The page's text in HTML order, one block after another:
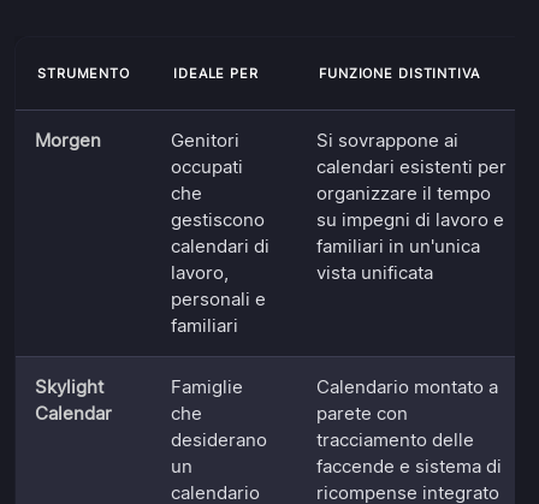
STRUMENTO IDEALE PER FUNZIONE DISTINTIVA
Morgen
Genitori
occupati
che
gestiscono
calendari di
lavoro,
personali e
familiari
Si sovrappone ai
calendari esistenti per
organizzare il tempo
su impegni di lavoro e
familiari in un'unica
vista unificata
Skylight
Calendar
Famiglie
che
desiderano
un
calendario
Calendario montato a
parete con
tracciamento delle
faccende e sistema di
ricompense integrato